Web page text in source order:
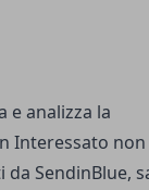
e analizza la
Interessato non
SendinBlue,